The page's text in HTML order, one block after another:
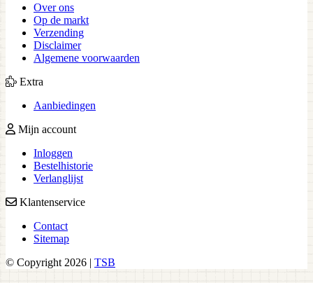
Over ons
Op de markt
Verzending
Disclaimer
Algemene voorwaarden
Extra
Aanbiedingen
Mijn account
Inloggen
Bestelhistorie
Verlanglijst
Klantenservice
Contact
Sitemap
© Copyright 2026 | TSB